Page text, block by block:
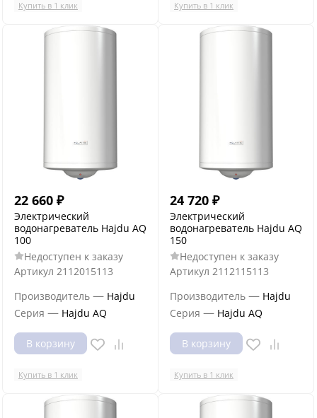
Купить в 1 клик Купить в 1 клик
22 660 ₽
Электрический
водонагреватель Hajdu AQ
100
Недоступен к заказу
Артикул 2112015113
Производитель — Hajdu
Серия — Hajdu AQ
В корзину
Купить в 1 клик
24 720 ₽
Электрический
водонагреватель Hajdu AQ
150
Недоступен к заказу
Артикул 2112115113
Производитель — Hajdu
Серия — Hajdu AQ
В корзину
Купить в 1 клик